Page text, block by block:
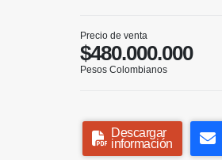
Precio de venta
$480.000.000
Pesos Colombianos
Descargar
información